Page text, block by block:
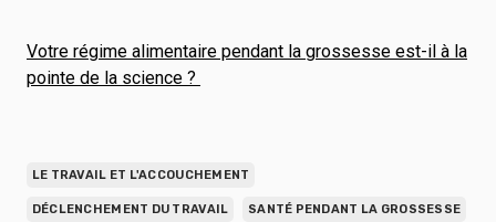
Votre régime alimentaire pendant la grossesse est-il à la
pointe de la science ?
LE TRAVAIL ET L'ACCOUCHEMENT
DÉCLENCHEMENT DU TRAVAIL SANTÉ PENDANT LA GROSSESSE